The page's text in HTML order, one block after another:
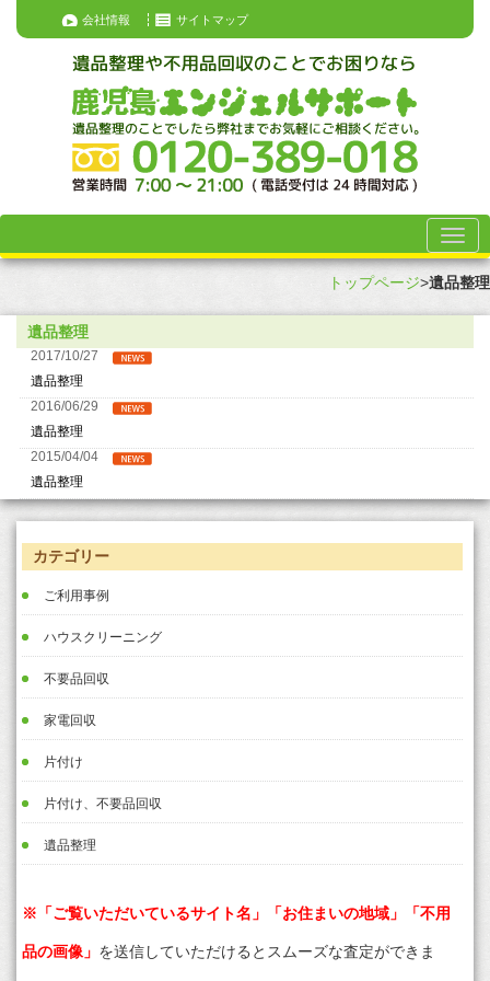
会社情報 サイトマップ
トップページ>遺品整理
遺品整理
2017/10/27
遺品整理
2016/06/29
遺品整理
2015/04/04
遺品整理
カテゴリー
ご利用事例
ハウスクリーニング
不要品回収
家電回収
片付け
片付け、不要品回収
遺品整理
※「ご覧いただいているサイト名」「お住まいの地域」「不用
品の画像」 を送信していただけるとスムーズな査定ができま